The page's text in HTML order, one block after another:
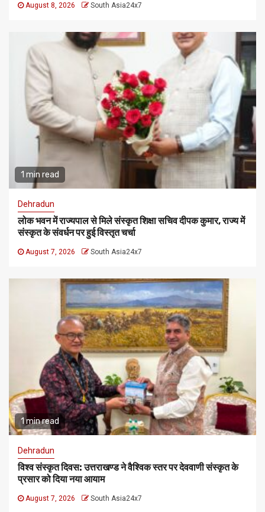
August 8, 2026 South Asia24x7
1 min read
Dehradun
लोक भवन में राज्यपाल से मिले संस्कृत शिक्षा सचिव दीपक कुमार, राज्य में
संस्कृत के संवर्धन पर हुई विस्तृत चर्चा
August 7, 2026 South Asia24x7
1 min read
Dehradun
विश्व संस्कृत दिवस: उत्तराखण्ड ने वैश्विक स्तर पर देववाणी संस्कृत के
प्रसार को दिया नया आयाम
August 7, 2026 South Asia24x7